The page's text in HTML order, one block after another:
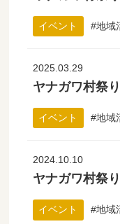
イベント 地域
2025.03.29
ヤナガワ村祭
イベント 地域
2024.10.10
ヤナガワ村祭
イベント 地域